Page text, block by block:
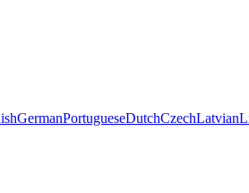
GermanPortugueseDutchCzechLatvian